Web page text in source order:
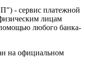
- сервис платежной
лицам
помощью любого банка-
на официальном